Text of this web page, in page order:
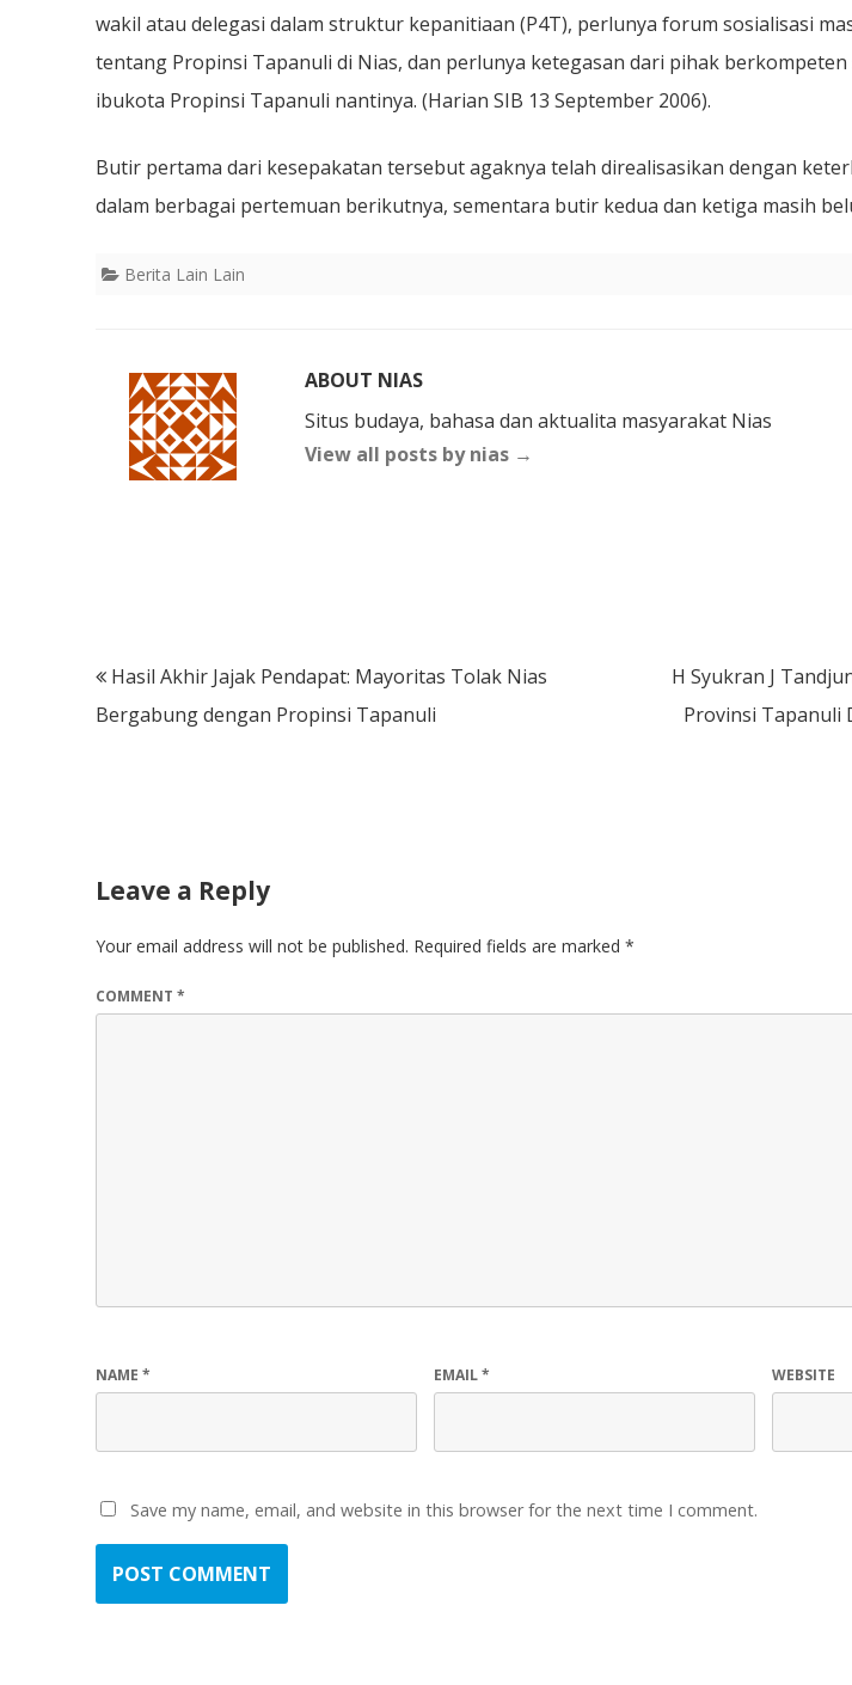
wakil atau delegasi dalam struktur kepanitiaan (P4T), perlunya forum sosialisasi
tentang Propinsi Tapanuli di Nias, dan perlunya ketegasan dari pihak
ibukota Propinsi Tapanuli nantinya. (Harian SIB 13 September 2006).
Butir pertama dari kesepakatan tersebut agaknya telah direalisasikan dengan
dalam berbagai pertemuan berikutnya, sementara butir kedua dan ketiga masih
Berita Lain Lain
ABOUT NIAS
Situs budaya, bahasa dan aktualita masyarakat Nias
View all posts by nias →
Post
navigation
Hasil Akhir Jajak Pendapat: Mayoritas Tolak Nias
Bergabung dengan Propinsi Tapanuli
H Syukran J
Provinsi Tapanuli
Leave a Reply
Your email address will not be published. Required fields are marked *
COMMENT *
NAME * EMAIL* WEBSITE
Save my name, email, and website in this browser for the next time I comment.